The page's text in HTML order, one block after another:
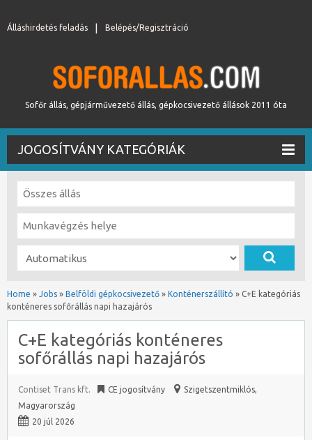
Belépés/Regisztráció
Álláshirdetés feladás
Sofőr állás, gépjárművezető állás, gépkocsivezető állások 2011 óta
JOGOSÍTVÁNY KATEGÓRIÁK
Home » Jobs » Belföldi gépkocsivezető » Konténerszállító » C+E kategóriás
konténeres sofőrállás napi hazajárós
C+E kategóriás konténeres
sofőrállás napi hazajárós
Contiset Trans kft. CE jogosítvány Szigetszentmiklós,
Magyarország
20 júl 2026